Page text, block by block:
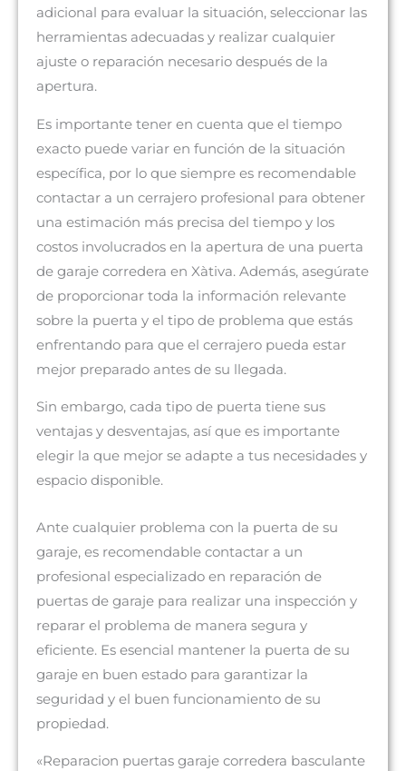
adicional para evaluar la situación, seleccionar las
herramientas adecuadas y realizar cualquier
ajuste o reparación necesario después de la
apertura.
Es importante tener en cuenta que el tiempo
exacto puede variar en función de la situación
específica, por lo que siempre es recomendable
contactar a un cerrajero profesional para obtener
una estimación más precisa del tiempo y los
costos involucrados en la apertura de una puerta
de garaje corredera en Xàtiva. Además, asegúrate
de proporcionar toda la información relevante
sobre la puerta y el tipo de problema que estás
enfrentando para que el cerrajero pueda estar
mejor preparado antes de su llegada.
Sin embargo, cada tipo de puerta tiene sus
ventajas y desventajas, así que es importante
elegir la que mejor se adapte a tus necesidades y
espacio disponible.
Ante cualquier problema con la puerta de su
garaje, es recomendable contactar a un
profesional especializado en reparación de
puertas de garaje para realizar una inspección y
reparar el problema de manera segura y
eficiente. Es esencial mantener la puerta de su
garaje en buen estado para garantizar la
seguridad y el buen funcionamiento de su
propiedad.
«Reparacion puertas garaje corredera basculante